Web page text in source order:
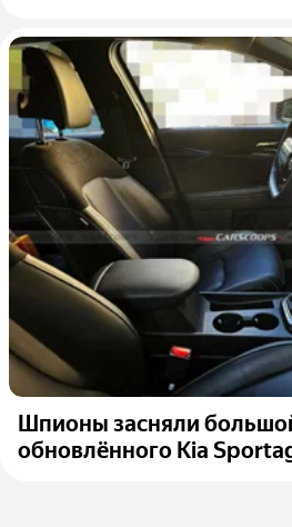
Шпионы засняли
обновлённого Kia